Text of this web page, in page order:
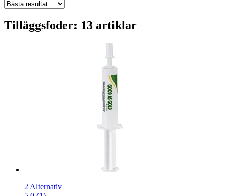
Tilläggsfoder: 13 artiklar
2 Alternativ